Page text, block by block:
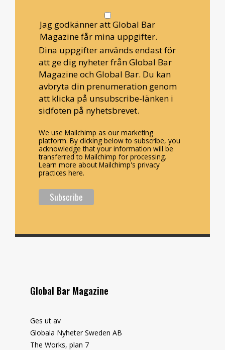
Jag godkänner att Global Bar
Magazine får mina uppgifter.
Dina uppgifter används endast för
att ge dig nyheter från Global Bar
Magazine och Global Bar. Du kan
avbryta din prenumeration genom
att klicka på unsubscribe-länken i
sidfoten på nyhetsbrevet.
We use Mailchimp as our marketing
platform. By clicking below to subscribe, you
acknowledge that your information will be
transferred to Mailchimp for processing.
Learn more about Mailchimp's privacy
practices here.
Global Bar Magazine
Ges ut av
Globala Nyheter Sweden AB
The Works, plan 7